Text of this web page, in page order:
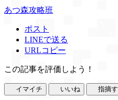
あつ森攻略班
ポスト
LINEで送る
URLコピー
この記事を評価しよう！
イマイチ いいね 指摘